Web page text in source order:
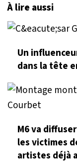
À lire aussi
Un
dans la tête
M6 va
les victimes
artistes déjà